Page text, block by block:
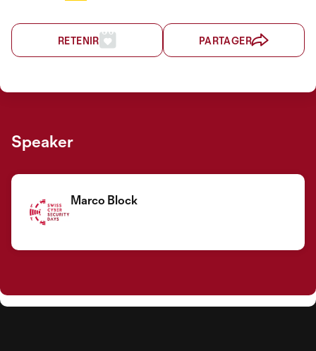
RETENIR PARTAGER
Speaker
Marco Block